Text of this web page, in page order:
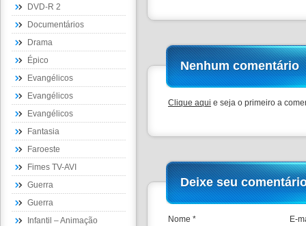
DVD-R 2
Documentários
Drama
Épico
Evangélicos
Evangélicos
Evangélicos
Fantasia
Faroeste
Fimes TV-AVI
Guerra
Guerra
Infantil – Animação
Nenhum comentário
Clique aqui e seja o primeiro a
Deixe seu
Nome * E-